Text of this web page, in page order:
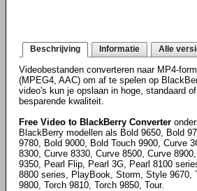
Beschrijving Informatie Alle
Videobestanden converteren naar MP4-
(MPEG4, AAC) om af te spelen op
video's kun je opslaan in hoge, standaard of
besparende kwaliteit.
Free Video to BlackBerry Converter
BlackBerry modellen als Bold 9650, Bold
9780, Bold 9000, Bold Touch 9900, Curve
8300, Curve 8330, Curve 8500, Curve
9350, Pearl Flip, Pearl 3G, Pearl 8100
8800 series, PlayBook, Storm, Style 9670,
9800, Torch 9810, Torch 9850, Tour.